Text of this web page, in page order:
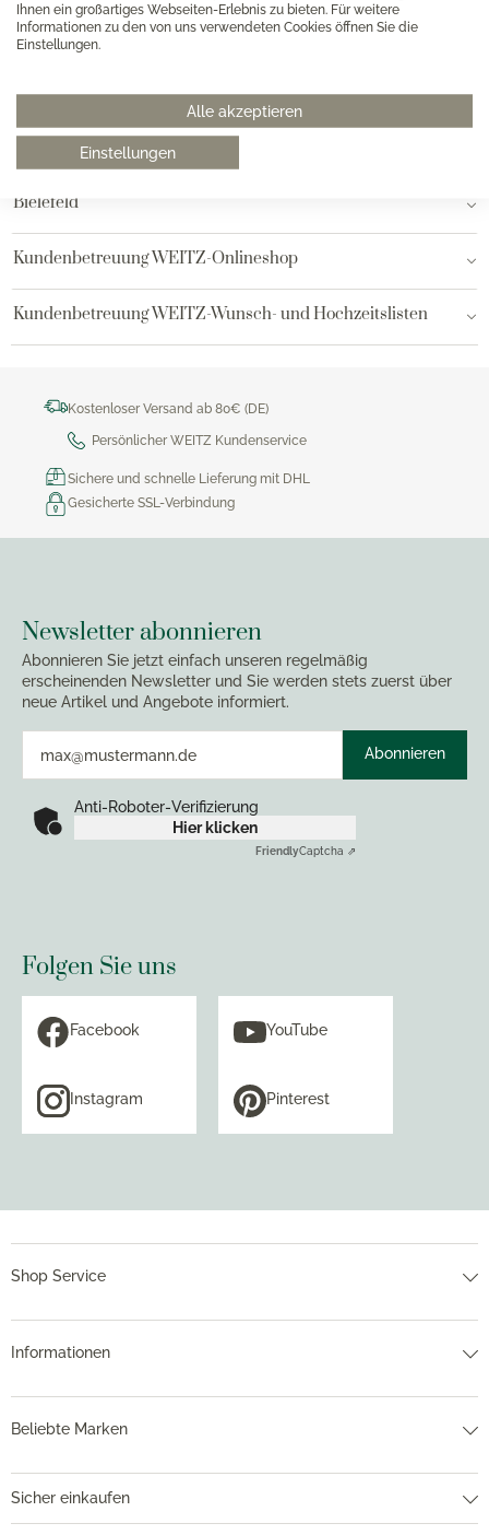
Ihnen ein großartiges Webseiten-Erlebnis zu bieten. Für weitere
Informationen zu den von uns verwendeten Cookies öffnen Sie die
Einstellungen.
Alle akzeptieren
Einstellungen
Hannover
Hamburg am Neuen Wall
Hamburg AEZ
Bielefeld
Kundenbetreuung WEITZ-Onlineshop
Kundenbetreuung WEITZ-Wunsch- und Hochzeitslisten
Kostenloser Versand ab 80€ (DE)
Persönlicher WEITZ Kundenservice
Sichere und schnelle Lieferung mit DHL
Gesicherte SSL-Verbindung
Newsletter abonnieren
Abonnieren Sie jetzt einfach unseren regelmäßig
erscheinenden Newsletter und Sie werden stets zuerst über
neue Artikel und Angebote informiert.
Abonnieren
Anti-Roboter-Verifizierung
Hier klicken
FriendlyCaptcha ⇗
Folgen Sie uns
Facebook YouTube
Instagram Pinterest
Shop Service
Informationen
Beliebte Marken
Sicher einkaufen